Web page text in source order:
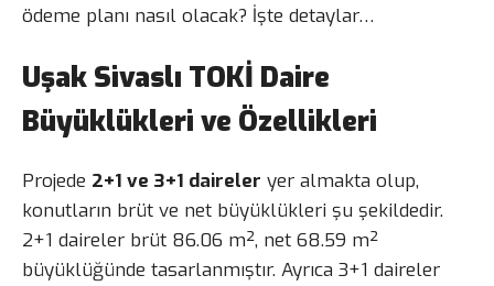
ödeme planı nasıl olacak? İşte detaylar…
Uşak Sivaslı TOKİ Daire
Büyüklükleri ve Özellikleri
Projede 2+1 ve 3+1 daireler yer almakta olup,
konutların brüt ve net büyüklükleri şu şekildedir.
2+1 daireler brüt 86.06 m², net 68.59 m²
büyüklüğünde tasarlanmıştır. Ayrıca 3+1 daireler